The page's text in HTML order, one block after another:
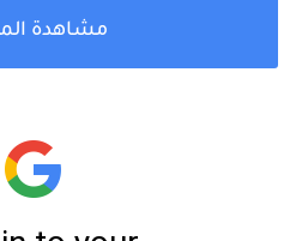
مشاهدة